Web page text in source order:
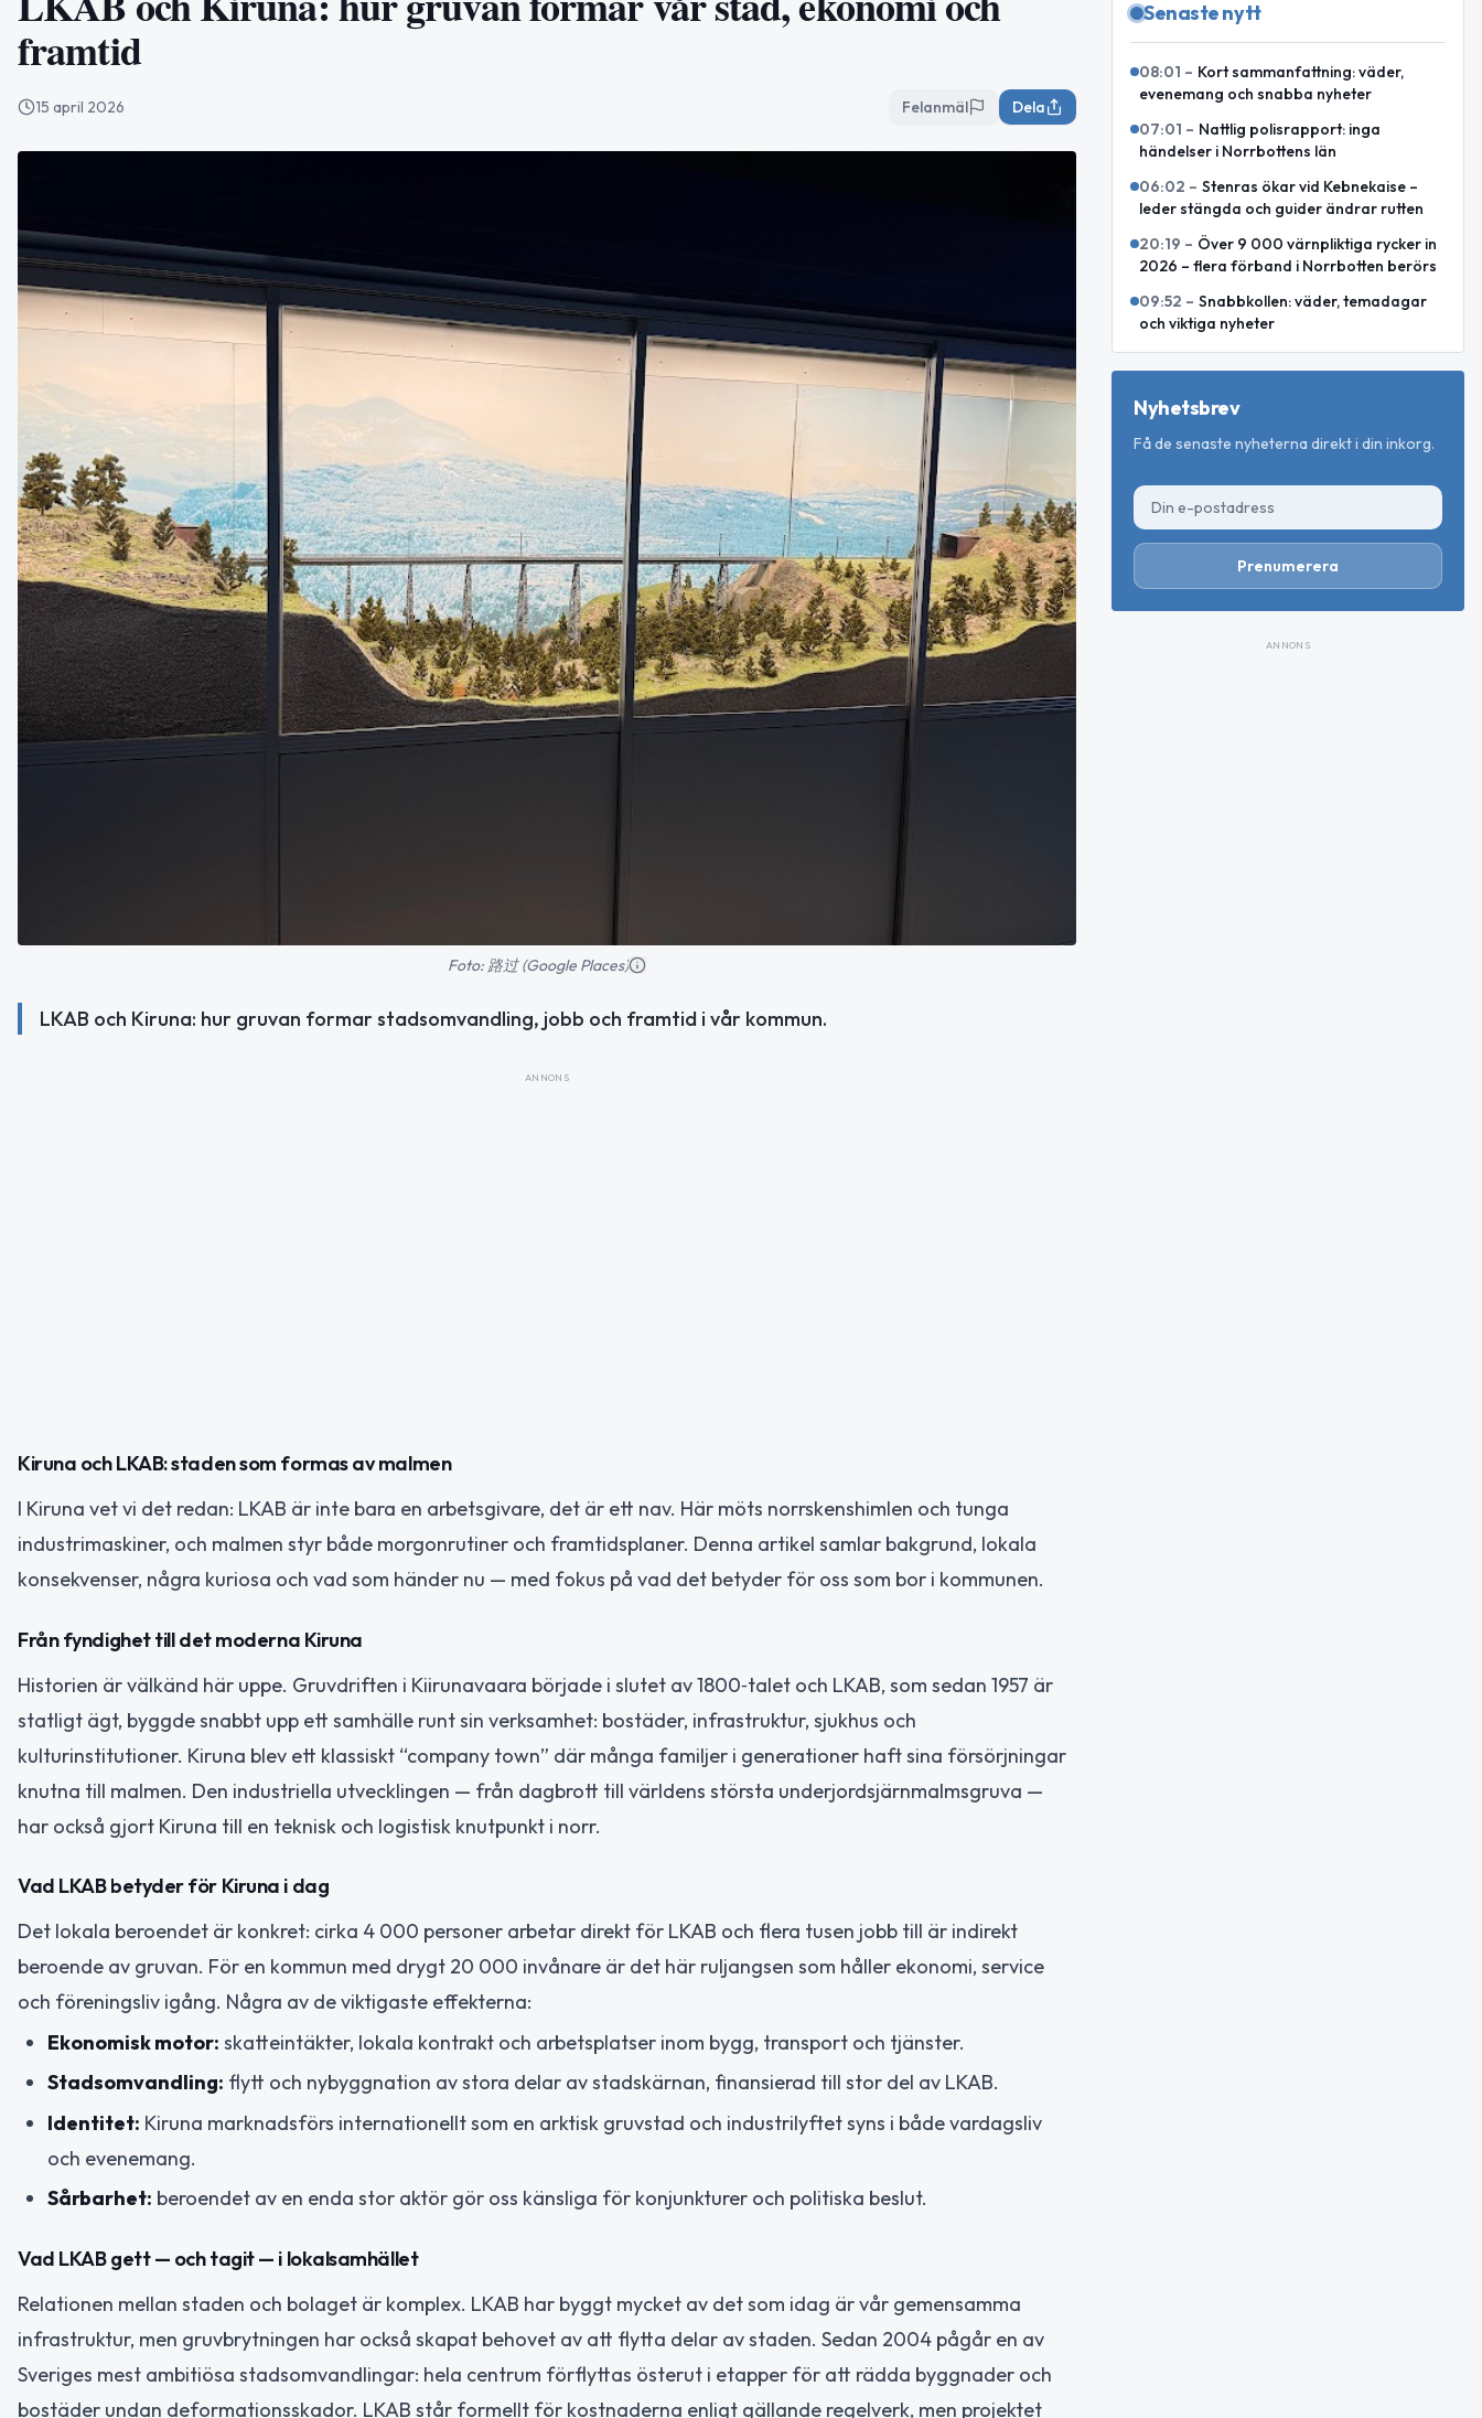
framtid
15 april 2026 Felanmäl Dela
Foto: 路过 (Google Places)
LKAB och Kiruna: hur gruvan formar stadsomvandling, jobb och framtid i vår kommun.
ANNONS
Kiruna och LKAB: staden som formas av malmen
I Kiruna vet vi det redan: LKAB är inte bara en arbetsgivare, det är ett nav. Här möts norrskenshimlen och tunga
industrimaskiner, och malmen styr både morgonrutiner och framtidsplaner. Denna artikel samlar bakgrund, lokala
konsekvenser, några kuriosa och vad som händer nu — med fokus på vad det betyder för oss som bor i kommunen.
Från fyndighet till det moderna Kiruna
Historien är välkänd här uppe. Gruvdriften i Kiirunavaara började i slutet av 1800‑talet och LKAB, som sedan 1957 är
statligt ägt, byggde snabbt upp ett samhälle runt sin verksamhet: bostäder, infrastruktur, sjukhus och
kulturinstitutioner. Kiruna blev ett klassiskt “company town” där många familjer i generationer haft sina försörjningar
knutna till malmen. Den industriella utvecklingen — från dagbrott till världens största underjordsjärnmalmsgruva —
har också gjort Kiruna till en teknisk och logistisk knutpunkt i norr.
Vad LKAB betyder för Kiruna i dag
Det lokala beroendet är konkret: cirka 4 000 personer arbetar direkt för LKAB och flera tusen jobb till är indirekt
beroende av gruvan. För en kommun med drygt 20 000 invånare är det här ruljangsen som håller ekonomi, service
och föreningsliv igång. Några av de viktigaste effekterna:
Ekonomisk motor: skatteintäkter, lokala kontrakt och arbetsplatser inom bygg, transport och tjänster.
Stadsomvandling: flytt och nybyggnation av stora delar av stadskärnan, finansierad till stor del av LKAB.
Identitet: Kiruna marknadsförs internationellt som en arktisk gruvstad och industrilyftet syns i både vardagsliv
och evenemang.
Sårbarhet: beroendet av en enda stor aktör gör oss känsliga för konjunkturer och politiska beslut.
Vad LKAB gett — och tagit — i lokalsamhället
Relationen mellan staden och bolaget är komplex. LKAB har byggt mycket av det som idag är vår gemensamma
infrastruktur, men gruvbrytningen har också skapat behovet av att flytta delar av staden. Sedan 2004 pågår en av
Sveriges mest ambitiösa stadsomvandlingar: hela centrum förflyttas österut i etapper för att rädda byggnader och
bostäder undan deformationsskador. LKAB står formellt för kostnaderna enligt gällande regelverk, men projektet
Senaste nytt
08:01 – Kort sammanfattning: väder,
evenemang och snabba nyheter
07:01 – Nattlig polisrapport: inga
händelser i Norrbottens län
06:02 – Stenras ökar vid Kebnekaise –
leder stängda och guider ändrar rutten
20:19 – Över 9 000 värnpliktiga rycker in
2026 – flera förband i Norrbotten berörs
09:52 – Snabbkollen: väder, temadagar
och viktiga nyheter
Nyhetsbrev
Få de senaste nyheterna direkt i din inkorg.
Prenumerera
ANNONS